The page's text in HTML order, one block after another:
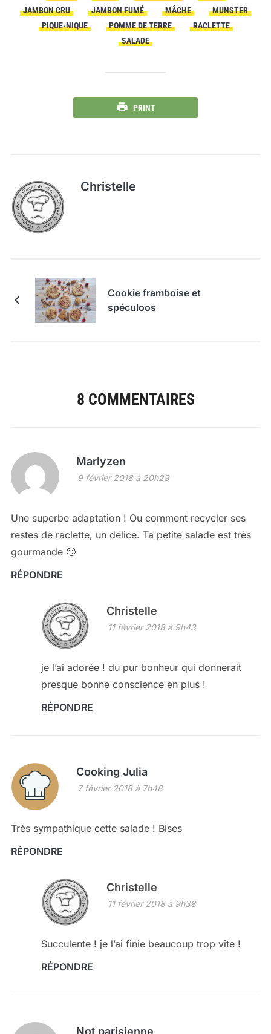
JAMBON CRU
JAMBON FUMÉ MÂCHE
MUNSTER
PIQUE-NIQUE
POMME DE TERRE
RACLETTE
SALADE
PRINT
Christelle
Cookie framboise et
spéculoos
8 COMMENTAIRES
Marlyzen
9 février 2018 à 20h29
Une superbe adaptation ! Ou comment recycler ses
restes de raclette, un délice. Ta petite salade est très
gourmande 🙂
RÉPONDRE
Christelle
11 février 2018 à 9h43
je l’ai adorée ! du pur bonheur qui donnerait
presque bonne conscience en plus !
RÉPONDRE
Cooking Julia
7 février 2018 à 7h48
Très sympathique cette salade ! Bises
RÉPONDRE
Christelle
11 février 2018 à 9h38
Succulente ! je l’ai finie beaucoup trop vite !
RÉPONDRE
Not parisienne